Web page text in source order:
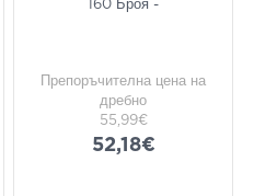
160 Броя -
Препоръчителна цена на
дребно
55,99€
52,18€